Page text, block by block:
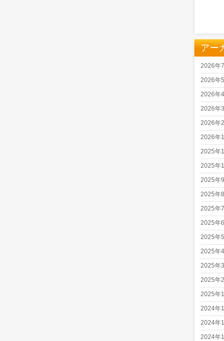
アー
2026年
2026年
2026年
2026年
2026年
2026年
2025年
2025年
2025年
2025年
2025年
2025年
2025年
2025年
2025年
2025年
2025年
2024年
2024年
2024年